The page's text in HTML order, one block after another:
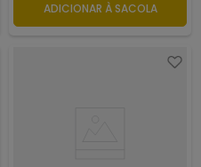
ADICIONAR À SACOLA